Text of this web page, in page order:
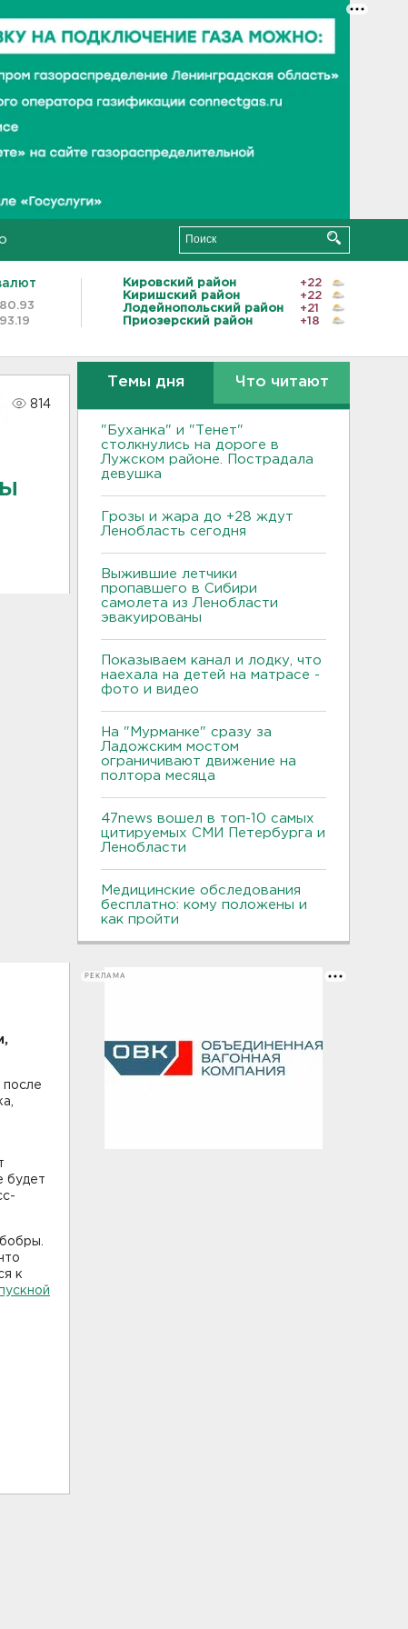
80.93
93.19
Кировский район
+22
Киришский район
+22
Лодейнопольский район
+21
Приозерский район
+18
814
после
будет
к
Темы дня Что читают
"Буханка" и "Тенет"
столкнулись на дороге в
Лужском районе. Пострадала
девушка
Грозы и жара до +28 ждут
Ленобласть сегодня
Выжившие летчики
пропавшего в Сибири
самолета из Ленобласти
эвакуированы
Показываем канал и лодку, что
наехала на детей на матрасе -
фото и видео
На "Мурманке" сразу за
Ладожским мостом
ограничивают движение на
полтора месяца
47news вошел в топ-10 самых
цитируемых СМИ Петербурга и
Ленобласти
Медицинские обследования
бесплатно: кому положены и
как пройти
РЕКЛАМА